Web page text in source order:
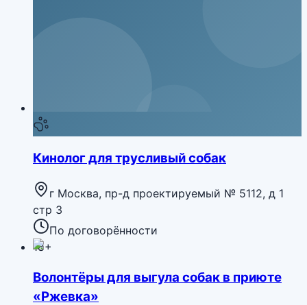
Кинолог для трусливый собак
г Москва, пр-д проектируемый № 5112, д 1
стр 3
По договорённости
18+
Волонтёры для выгула собак в приюте
«Ржевка»